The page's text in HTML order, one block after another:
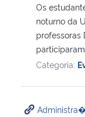
Os
noturno da
professoras
Categoria: